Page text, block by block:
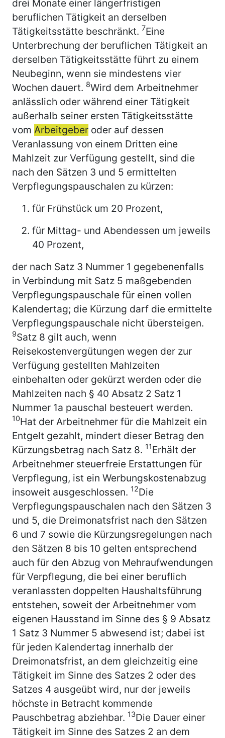
drei Monate einer längerfristigen
beruflichen Tätigkeit an derselben
Tätigkeitsstätte beschränkt. 7Eine
Unterbrechung der beruflichen Tätigkeit an
derselben Tätigkeitsstätte führt zu einem
Neubeginn, wenn sie mindestens vier
Wochen dauert. 8Wird dem Arbeitnehmer
anlässlich oder während einer Tätigkeit
außerhalb seiner ersten Tätigkeitsstätte
vom Arbeitgeber oder auf dessen
Veranlassung von einem Dritten eine
Mahlzeit zur Verfügung gestellt, sind die
nach den Sätzen 3 und 5 ermittelten
Verpflegungspauschalen zu kürzen:
für Frühstück um 20 Prozent,
für Mittag- und Abendessen um jeweils
40 Prozent,
der nach Satz 3 Nummer 1 gegebenenfalls
in Verbindung mit Satz 5 maßgebenden
Verpflegungspauschale für einen vollen
Kalendertag; die Kürzung darf die ermittelte
Verpflegungspauschale nicht übersteigen.
9Satz 8 gilt auch, wenn
Reisekostenvergütungen wegen der zur
Verfügung gestellten Mahlzeiten
einbehalten oder gekürzt werden oder die
Mahlzeiten nach § 40 Absatz 2 Satz 1
Nummer 1a pauschal besteuert werden.
10Hat der Arbeitnehmer für die Mahlzeit ein
Entgelt gezahlt, mindert dieser Betrag den
Kürzungsbetrag nach Satz 8. 11Erhält der
Arbeitnehmer steuerfreie Erstattungen für
Verpflegung, ist ein Werbungskostenabzug
insoweit ausgeschlossen. 12Die
Verpflegungspauschalen nach den Sätzen 3
und 5, die Dreimonatsfrist nach den Sätzen
6 und 7 sowie die Kürzungsregelungen nach
den Sätzen 8 bis 10 gelten entsprechend
auch für den Abzug von Mehraufwendungen
für Verpflegung, die bei einer beruflich
veranlassten doppelten Haushaltsführung
entstehen, soweit der Arbeitnehmer vom
eigenen Hausstand im Sinne des § 9 Absatz
1 Satz 3 Nummer 5 abwesend ist; dabei ist
für jeden Kalendertag innerhalb der
Dreimonatsfrist, an dem gleichzeitig eine
Tätigkeit im Sinne des Satzes 2 oder des
Satzes 4 ausgeübt wird, nur der jeweils
höchste in Betracht kommende
Pauschbetrag abziehbar. 13Die Dauer einer
Tätigkeit im Sinne des Satzes 2 an dem